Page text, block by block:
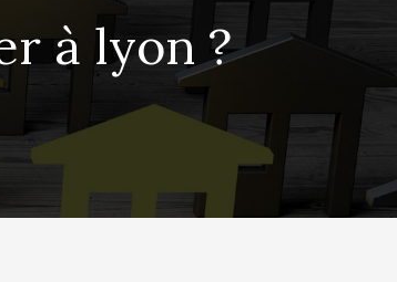
à lyon ?